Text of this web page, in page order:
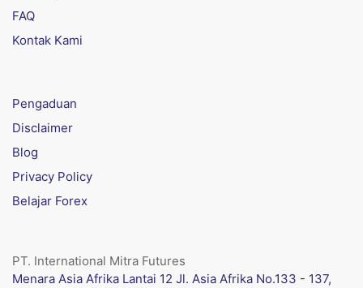
FAQ
Kontak Kami
Pengaduan
Disclaimer
Blog
Privacy Policy
Belajar Forex
PT. International Mitra Futures
Menara Asia Afrika Lantai 12 Jl. Asia Afrika No.133 - 137,